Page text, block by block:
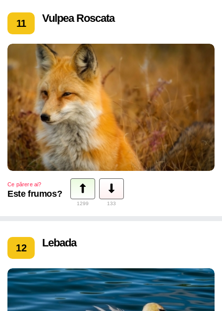
11 Vulpea Roscata
Ce părere ai?
Este frumos?
1299 133
12 Lebada